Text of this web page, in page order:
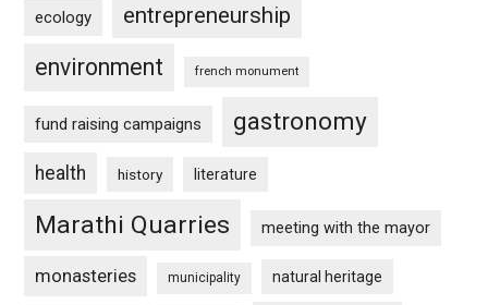
ecology entrepreneurship
environment french monument
fund raising campaigns gastronomy
health history literature
Marathi Quarries meeting with the mayor
monasteries municipality natural heritage